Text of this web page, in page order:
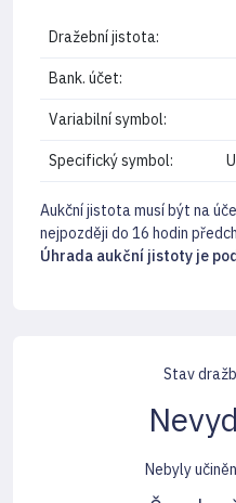
Dražební jistota:
Bank. účet:
Variabilní symbol:
Specifický symbol:
Aukční jistota musí být na
nejpozději do 16 hodin
Úhrada aukční jistoty je
Stav
Nebyly